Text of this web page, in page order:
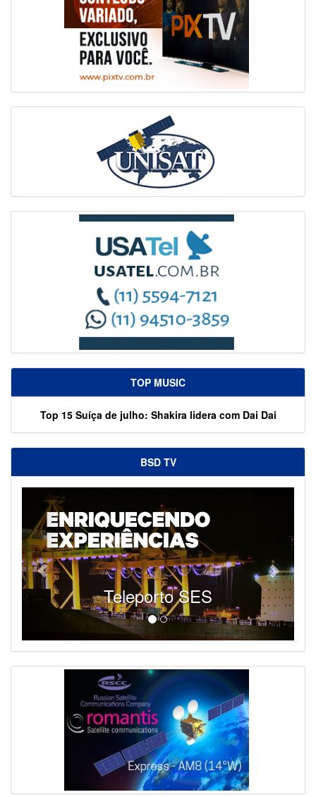
TOP MUSIC
Top 15 Suíça de julho: Shakira lidera com Dai Dai
BSD TV
Teleporto SES